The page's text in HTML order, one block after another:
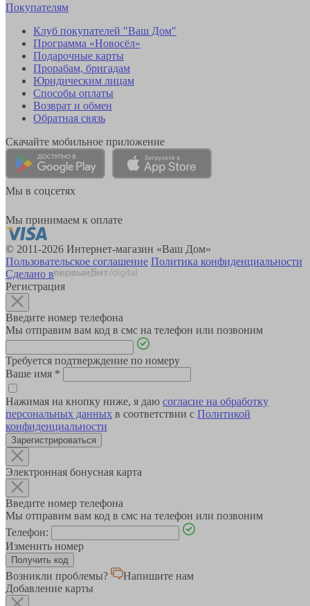
Покупателям
Клуб покупателей "Ваш Дом"
Программа «Новосёл»
Подарочные карты
Прорабам, бригадам
Юридическим лицам
Способы оплаты
Возврат и обмен
Обратная связь
Скачайте мобильное приложение
Мы в соцсетях
Мы принимаем к оплате
© 2011-2026 Интернет-магазин «Ваш Дом»
Пользовательское соглашение Политика конфиденциальности
Сделано в
Регистрация
Введите номер телефона
Мы отправим вам код в смс на телефон или позвоним
Требуется подтверждение по номеру
Ваше имя *
Нажимая на кнопку ниже, я даю согласие на обработку
персональных данных в соответствии с Политикой
конфиденциальности
Зарегистрироваться
Электронная бонусная карта
Введите номер телефона
Мы отправим вам код в смс на телефон или позвоним
Телефон:
Изменить номер
Возникли проблемы?
Напишите нам
Добавление карты